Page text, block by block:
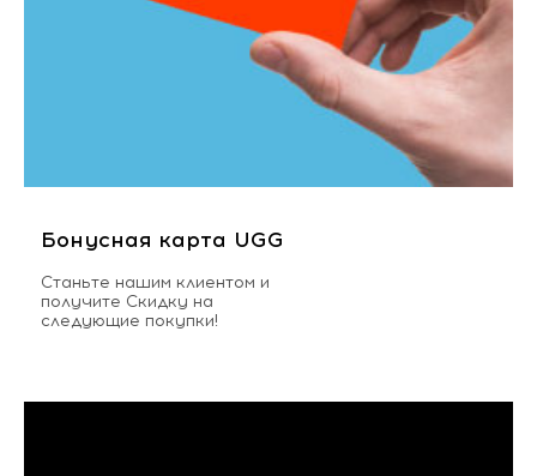
Бонусная карта UGG
Станьте нашим клиентом и
получите Скидку на
следующие покупки!